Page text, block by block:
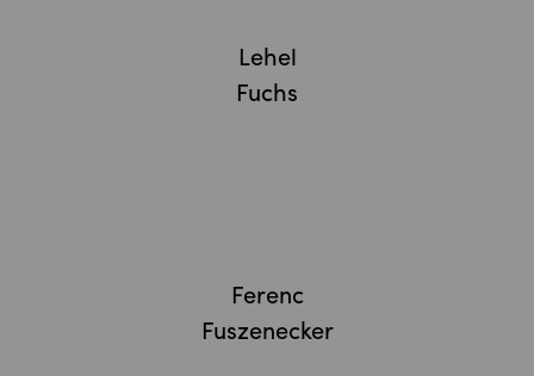
Lehel
Fuchs
Ferenc
Fuszenecker